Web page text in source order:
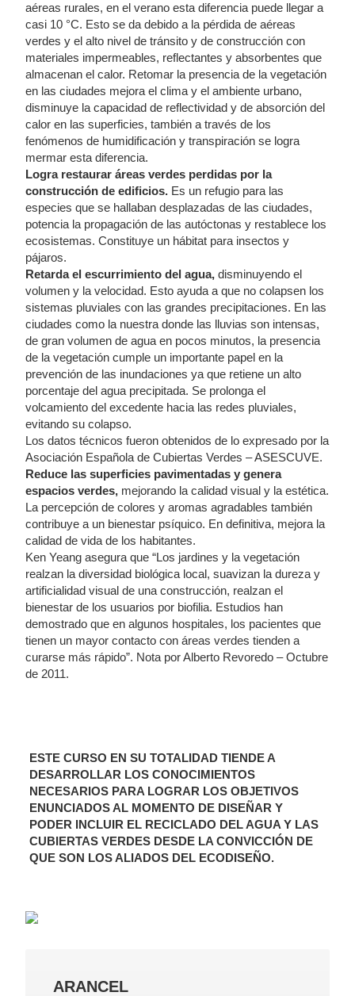
aéreas rurales, en el verano esta diferencia puede llegar a
casi 10 °C. Esto se da debido a la pérdida de aéreas
verdes y el alto nivel de tránsito y de construcción con
materiales impermeables, reflectantes y absorbentes que
almacenan el calor. Retomar la presencia de la vegetación
en las ciudades mejora el clima y el ambiente urbano,
disminuye la capacidad de reflectividad y de absorción del
calor en las superficies, también a través de los
fenómenos de humidificación y transpiración se logra
mermar esta diferencia.
Logra restaurar áreas verdes perdidas por la
construcción de edificios. Es un refugio para las
especies que se hallaban desplazadas de las ciudades,
potencia la propagación de las autóctonas y restablece los
ecosistemas. Constituye un hábitat para insectos y
pájaros.
Retarda el escurrimiento del agua, disminuyendo el
volumen y la velocidad. Esto ayuda a que no colapsen los
sistemas pluviales con las grandes precipitaciones. En las
ciudades como la nuestra donde las lluvias son intensas,
de gran volumen de agua en pocos minutos, la presencia
de la vegetación cumple un importante papel en la
prevención de las inundaciones ya que retiene un alto
porcentaje del agua precipitada. Se prolonga el
volcamiento del excedente hacia las redes pluviales,
evitando su colapso.
Los datos técnicos fueron obtenidos de lo expresado por la
Asociación Española de Cubiertas Verdes – ASESCUVE.
Reduce las superficies pavimentadas y genera
espacios verdes, mejorando la calidad visual y la estética.
La percepción de colores y aromas agradables también
contribuye a un bienestar psíquico. En definitiva, mejora la
calidad de vida de los habitantes.
Ken Yeang asegura que “Los jardines y la vegetación
realzan la diversidad biológica local, suavizan la dureza y
artificialidad visual de una construcción, realzan el
bienestar de los usuarios por biofilia. Estudios han
demostrado que en algunos hospitales, los pacientes que
tienen un mayor contacto con áreas verdes tienden a
curarse más rápido”. Nota por Alberto Revoredo – Octubre
de 2011.
ESTE CURSO EN SU TOTALIDAD TIENDE A
DESARROLLAR LOS CONOCIMIENTOS
NECESARIOS PARA LOGRAR LOS OBJETIVOS
ENUNCIADOS AL MOMENTO DE DISEÑAR Y
PODER INCLUIR EL RECICLADO DEL AGUA Y LAS
CUBIERTAS VERDES DESDE LA CONVICCIÓN DE
QUE SON LOS ALIADOS DEL ECODISEÑO.
ARANCEL